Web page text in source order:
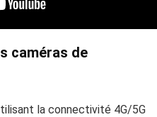
caméras de
la connectivité 4G/5G